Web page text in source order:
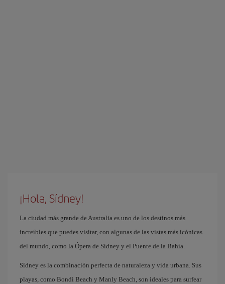
¡Hola, Sídney!
La ciudad más grande de Australia es uno de los destinos más
increíbles que puedes visitar, con algunas de las vistas más icónicas
del mundo, como la Ópera de Sídney y el Puente de la Bahía.
Sídney es la combinación perfecta de naturaleza y vida urbana. Sus
playas, como Bondi Beach y Manly Beach, son ideales para surfear